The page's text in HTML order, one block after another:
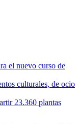
el nuevo curso de
culturales, de ocio
23.360 plantas